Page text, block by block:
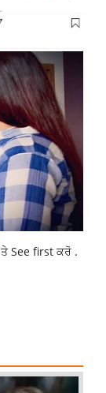
See first ਕਰੋ .